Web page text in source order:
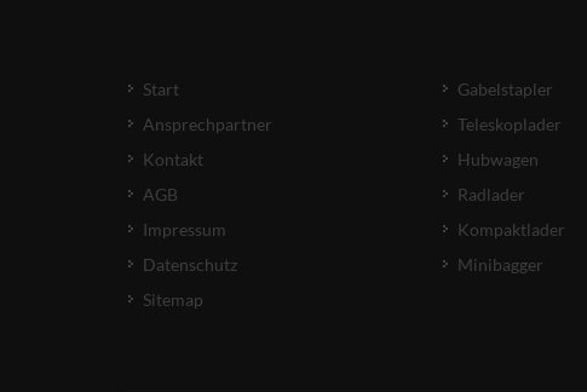
Start
Ansprechpartner
Kontakt
AGB
Impressum
Datenschutz
Sitemap
Gabelstapler
Teleskoplader
Hubwagen
Radlader
Kompaktlader
Minibagger